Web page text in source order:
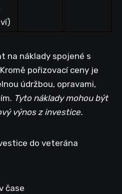
na náklady spojené s
pořizovací ceny je
údržbou, opravami,
Tyto náklady mohou být
výnos z investice.
do veterána
čase